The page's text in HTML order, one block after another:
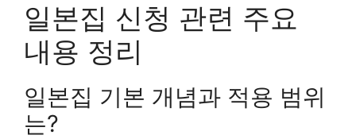
일본집 신청 관련 주요
내용 정리
일본집 기본 개념과 적용 범위
는?